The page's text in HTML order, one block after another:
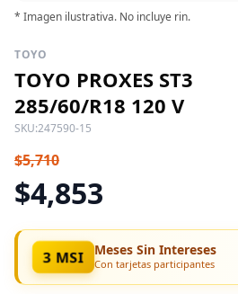
* Imagen ilustrativa. No incluye rin.
TOYO
TOYO PROXES ST3
285/60/R18 120 V
SKU:247590-15
$5,710
$4,853
3 MSI Meses Sin Intereses
Con tarjetas participantes